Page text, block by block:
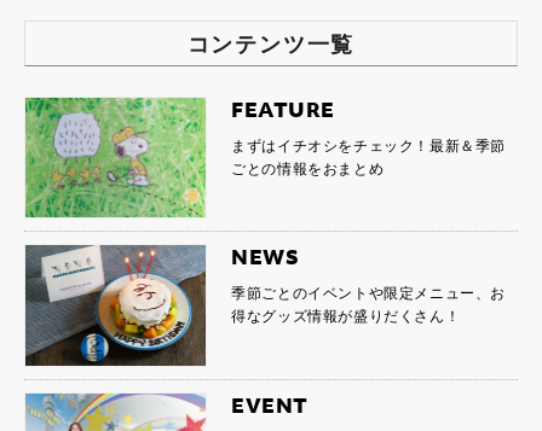
コンテンツ一覧
FEATURE
まずはイチオシをチェック！最新＆季節
ごとの情報をおまとめ
NEWS
季節ごとのイベントや限定メニュー、お
得なグッズ情報が盛りだくさん！
EVENT